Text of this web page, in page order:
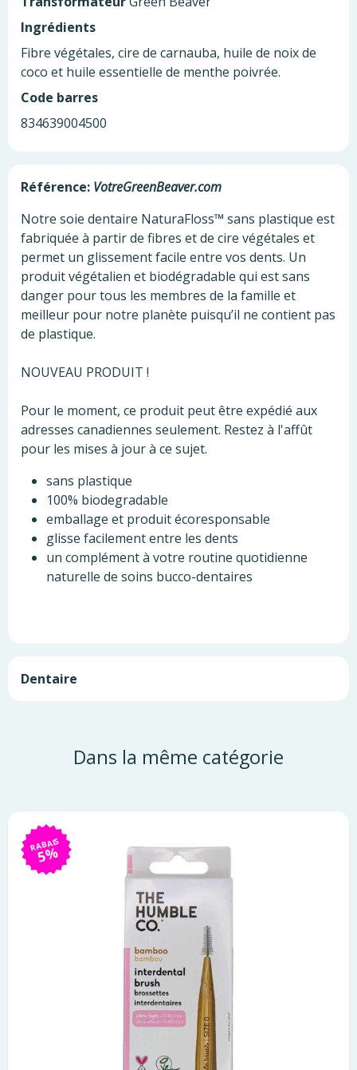
Ingrédients
Fibre végétales, cire de carnauba, huile de noix de
coco et huile essentielle de menthe poivrée.
Code barres
834639004500
Référence: VotreGreenBeaver.com
Notre soie dentaire NaturaFloss™ sans plastique est
fabriquée à partir de fibres et de cire végétales et
permet un glissement facile entre vos dents. Un
produit végétalien et biodégradable qui est sans
danger pour tous les membres de la famille et
meilleur pour notre planète puisqu’il ne contient pas
de plastique.
NOUVEAU PRODUIT !
Pour le moment, ce produit peut être expédié aux
adresses canadiennes seulement. Restez à l'affût
pour les mises à jour à ce sujet.
sans plastique
100% biodegradable
emballage et produit écoresponsable
glisse facilement entre les dents
un complément à votre routine quotidienne
naturelle de soins bucco-dentaires
Dentaire
Dans la même catégorie
RABAIS
5%